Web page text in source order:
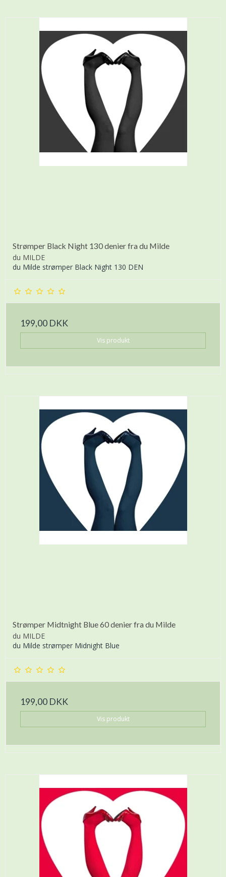
Strømper Black Night 130 denier fra du Milde
du MILDE
du Milde strømper Black Night 130 DEN
199,00 DKK
Vis produkt
Strømper Midtnight Blue 60 denier fra du Milde
du MILDE
du Milde strømper Midnight Blue
199,00 DKK
Vis produkt